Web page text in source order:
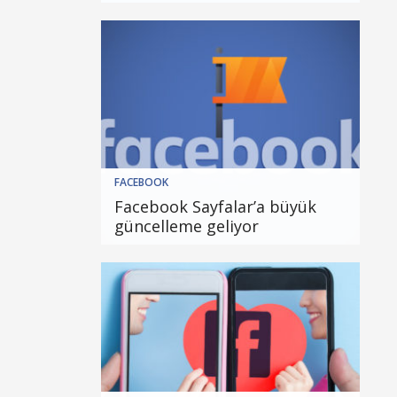
FACEBOOK
Facebook Sayfalar’a büyük
güncelleme geliyor